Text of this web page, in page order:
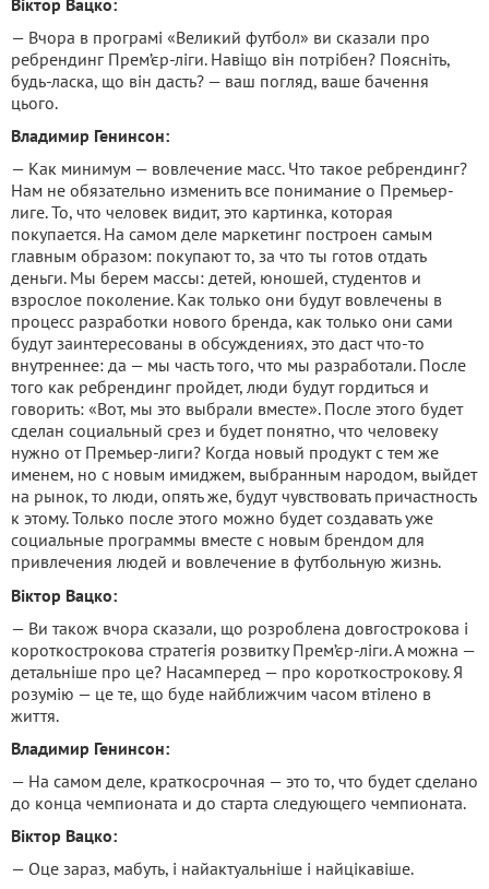
Віктор Вацко:
— Вчора в програмі «Великий футбол» ви сказали про
ребрендинг Прем’єр-ліги. Навіщо він потрібен? Поясніть,
будь-ласка, що він дасть? — ваш погляд, ваше бачення
цього.
Владимир Генинсон:
— Как минимум — вовлечение масс. Что такое ребрендинг?
Нам не обязательно изменить все понимание о Премьер-
лиге. То, что человек видит, это картинка, которая
покупается. На самом деле маркетинг построен самым
главным образом: покупают то, за что ты готов отдать
деньги. Мы берем массы: детей, юношей, студентов и
взрослое поколение. Как только они будут вовлечены в
процесс разработки нового бренда, как только они сами
будут заинтересованы в обсуждениях, это даст что-то
внутреннее: да — мы часть того, что мы разработали. После
того как ребрендинг пройдет, люди будут гордиться и
говорить: «Вот, мы это выбрали вместе». После этого будет
сделан социальный срез и будет понятно, что человеку
нужно от Премьер-лиги? Когда новый продукт с тем же
именем, но с новым имиджем, выбранным народом, выйдет
на рынок, то люди, опять же, будут чувствовать причастность
к этому. Только после этого можно будет создавать уже
социальные программы вместе с новым брендом для
привлечения людей и вовлечение в футбольную жизнь.
Віктор Вацко:
— Ви також вчора сказали, що розроблена довгострокова і
короткострокова стратегія розвитку Прем’єр-ліги. А можна —
детальніше про це? Насамперед — про короткострокову. Я
розумію — це те, що буде найближчим часом втілено в
життя.
Владимир Генинсон:
— На самом деле, краткосрочная — это то, что будет сделано
до конца чемпионата и до старта следующего чемпионата.
Віктор Вацко:
— Оце зараз, мабуть, і найактуальніше і найцікавіше.